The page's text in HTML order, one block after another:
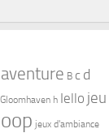
aventure B c d
Gloomhaven h Iello jeu
jeux d'ambiance